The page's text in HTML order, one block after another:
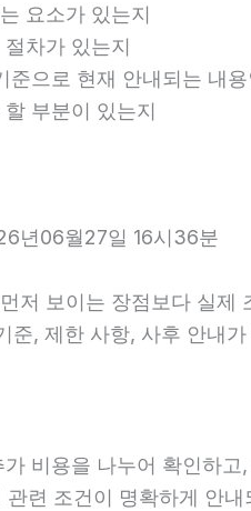
요소가 있는지
차가 있는지
으로 현재 안내되는 내용
부분이 있는지
년06월27일 16시36분
저 보이는 장점보다 실
준, 제한 사항, 사후 안내
비용을 나누어 확인하
련 조건이 명확하게 안